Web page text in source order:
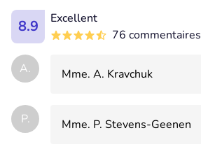
8.9
Excellent
76 commentaires
А. Mme. А. Kravchuk
P. Mme. P. Stevens-Geenen